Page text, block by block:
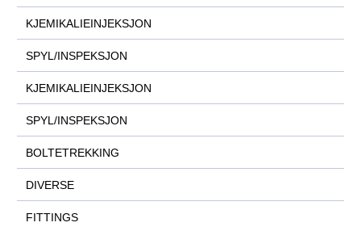
KJEMIKALIEINJEKSJON
SPYL/INSPEKSJON
KJEMIKALIEINJEKSJON
SPYL/INSPEKSJON
BOLTETREKKING
DIVERSE
FITTINGS